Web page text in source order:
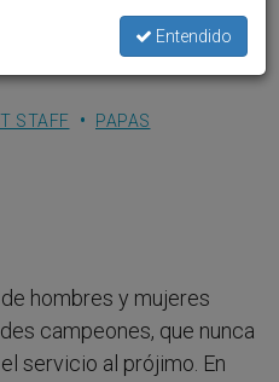
y espiritual en sus
STAFF PAPAS
hombres y mujeres
campeones, que nunca
servicio al prójimo. En
Entendido